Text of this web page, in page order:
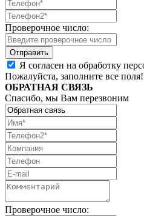
Проверочное число:
Я согласен на обработку
Пожалуйста, заполните все поля!
ОБРАТНАЯ СВЯЗЬ
Спасибо, мы Вам перезвоним
Проверочное число: